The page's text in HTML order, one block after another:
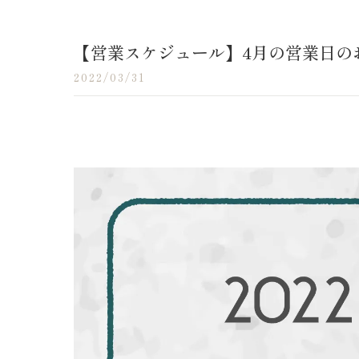
【営業スケジュール】4月の営業日
2022/03/31